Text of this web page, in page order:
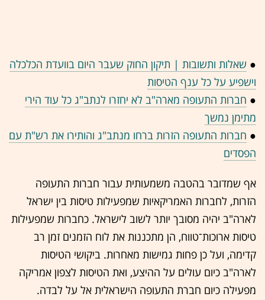
● שאלות ותשובות | תיקון החוק שעבר היום בוועדת הכלכלה
וישפיע על כל ענף הטיסות
● חברות התעופה מארה"ב לא יחזרו לנתב"ג כל עוד הירי
מתימן נמשך
● חברות התעופה הזרות ברחו מנתב"ג והותירו את רש"ת עם
הפסדים
אף שמדובר בהטבה משמעותית עבור חברות התעופה
הזרות, לחברות האמריקאיות שמפעילות טיסות בין ישראל
לארה"ב יהיה מסובך יותר לשוב לישראל. כחברות שמפעילות
טיסות ארוכות־טווח, הן מתכננות את לוח הזמנים זמן רב
קדימה, ועל כן פחות גמישות מאחרות. ביקושי הטיסות
לארה"ב כיום עולים על ההיצע, ואת הטיסות לצפון אמריקה
מפעילה כיום חברת התעופה הישראלית אל על לבדה.